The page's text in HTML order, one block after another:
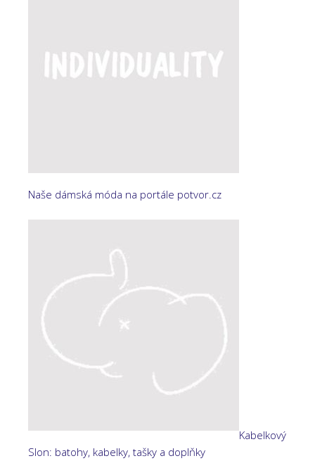
Naše dámská móda na portále potvor.cz
Kabelkový
Slon: batohy, kabelky, tašky a doplňky